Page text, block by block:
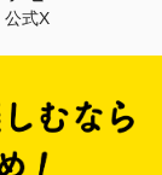
公式X